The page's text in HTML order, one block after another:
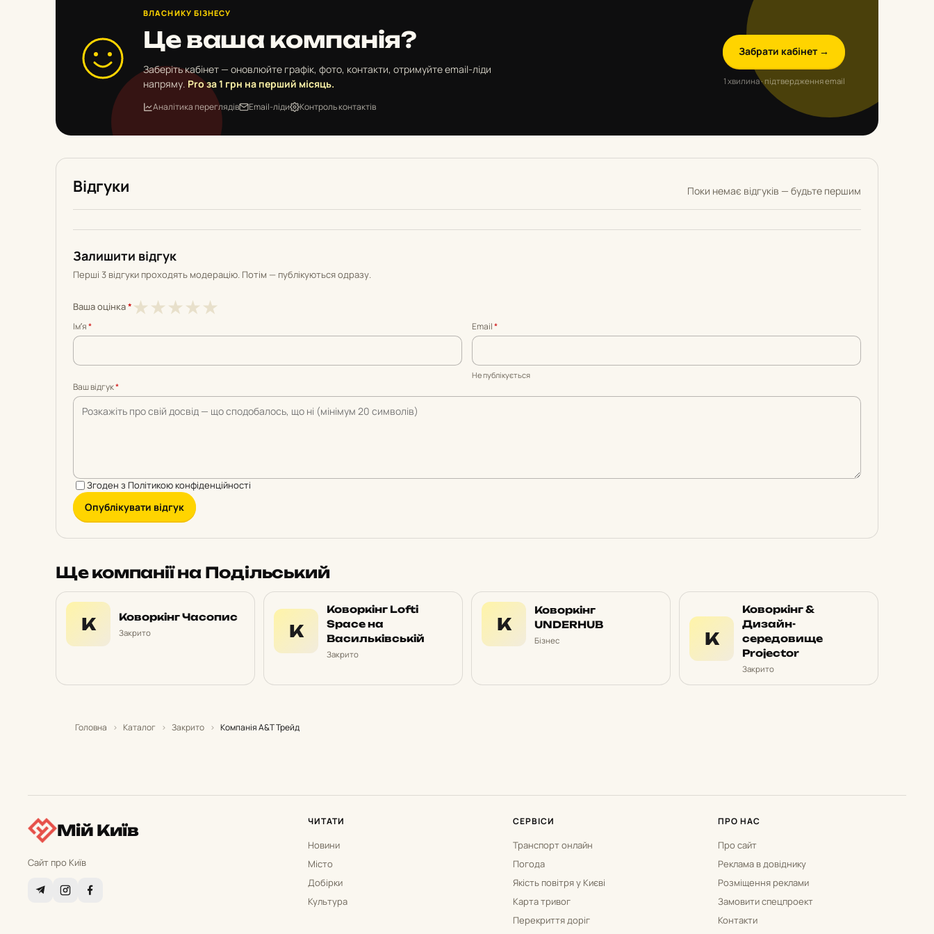
ВЛАСНИКУ БІЗНЕСУ
Це ваша компанія?
Заберіть кабінет — оновлюйте графік, фото, контакти, отримуйте email-ліди
напряму. Pro за 1 грн на перший місяць.
Аналітика переглядів Email-ліди Контроль контактів
Забрати кабінет →
1 хвилина · підтвердження email
Відгуки Поки немає відгуків — будьте першим
Залишити відгук
Перші 3 відгуки проходять модерацію. Потім — публікуються одразу.
Ваша оцінка* ★
5
★4
5
★3
5
★2
5
★1
5
Імʼя* Email*
Не публікується
Ваш відгук*
Згоден з Політикою конфіденційності
Опублікувати відгук
Ще компанії на Подільський
К Коворкінг Часопис
Закрито К
Коворкінг Lofti
Space на
Васильківській
Закрито
К
Коворкінг
UNDERHUB
Бізнес К
Коворкінг &
Дизайн-
середовище
Projector
Закрито
Головна › Каталог › Закрито › Компанія А&Т Трейд
Мій Київ
Сайт про Київ
ЧИТАТИ
Новини
Місто
Добірки
Культура
СЕРВІСИ
Транспорт онлайн
Погода
Якість повітря у Києві
Карта тривог
Перекриття доріг
ПРО НАС
Про сайт
Реклама в довіднику
Розміщення реклами
Замовити спецпроект
Контакти